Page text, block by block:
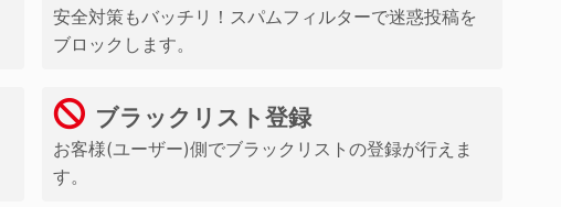
安全対策もバッチリ！スパムフィルターで迷惑投稿を
ブロックします。
ブラックリスト登録
お客様(ユーザー)側でブラックリストの登録が行えま
す。